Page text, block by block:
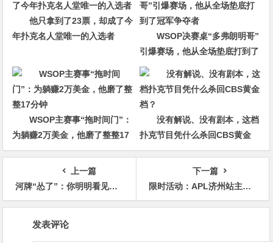
他只拿到了23票，却成了今
年扑克名人堂唯一的入选者
WSOP决赛桌“多弗朗明哥”
引爆赛场，他从全场垫底打到了
冠军争夺者
WSOP主赛事“拖时间门”：
为躺赚2万美金，他磨了整整17
分钟
没有解说、没有剧本，这档
扑克节目凭什么杀回CBS黄金
档？
上一篇
河牌“怂了”：你明明看见了价值，却没敢下注
下一篇
限时活动：APL济州站主赛事12亿韩币保底奖金池，线上Day 1火热进行中🔥
发表评论